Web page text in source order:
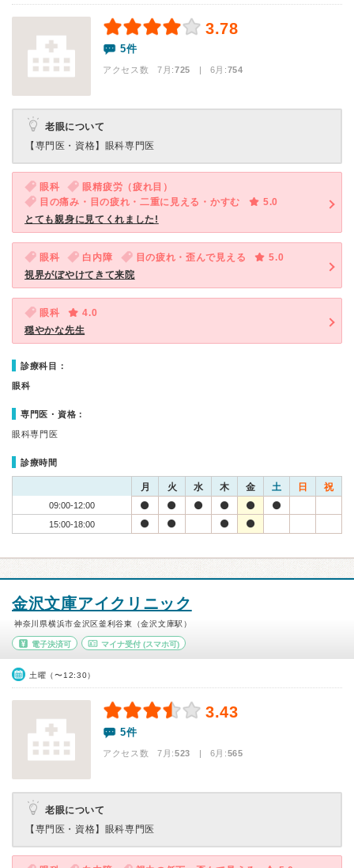
3.78
5件
アクセス数 7月:725 | 6月:754
老眼について
【専門医・資格】 眼科専門医
眼科
眼精疲労（疲れ目）
目の痛み・目の疲れ・二重に見える・かすむ
5.0
とても親身に見てくれました!
眼科 白内障 目の疲れ・歪んで見える
5.0
視界がぼやけてきて来院
眼科
4.0
穏やかな先生
診療科目：
眼科
専門医・資格：
眼科専門医
診療時間
月 火 水 木 金 土 日 祝
09:00-12:00
15:00-18:00
金沢文庫アイクリニック
神奈川県横浜市金沢区釜利谷東（金沢文庫駅）
電子決済可 マイナ受付(スマホ可)
土曜（〜12:30）
3.43
5件
アクセス数 7月:523 | 6月:565
老眼について
【専門医・資格】 眼科専門医